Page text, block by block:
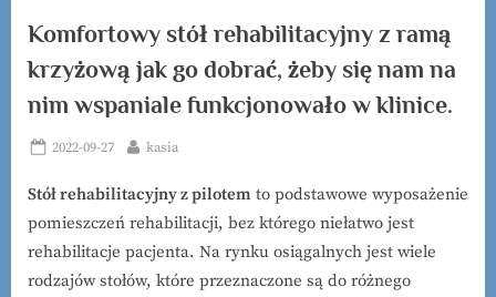
Komfortowy stół rehabilitacyjny z ramą
krzyżową jak go dobrać, żeby się nam na
nim wspaniale funkcjonowało w klinice.
Posted
2022-09-27 By
kasia
Stół rehabilitacyjny z pilotem to podstawowe wyposażenie
pomieszczeń rehabilitacji, bez którego niełatwo jest
rehabilitacje pacjenta. Na rynku osiągalnych jest wiele
rodzajów stołów, które przeznaczone są do różnego